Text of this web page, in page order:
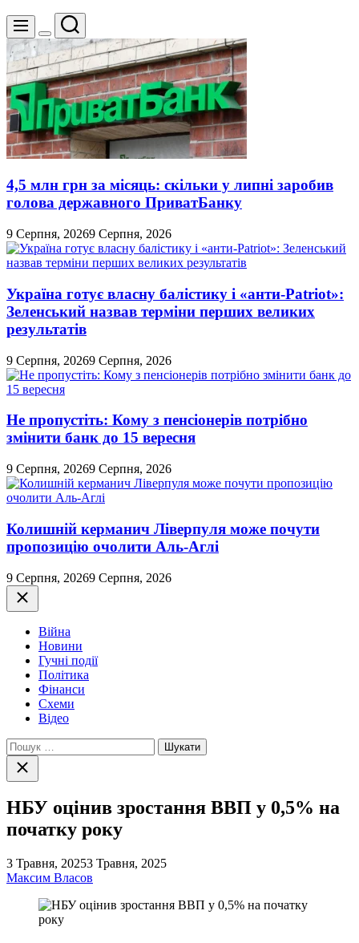
Меню
Перемикач
кольорового
режиму
Пошук
4,5 млн грн за місяць: скільки у липні заробив
голова державного ПриватБанку
9 Серпня, 20269 Серпня, 2026
Україна готує власну балістику і «анти-Pаtriot»:
Зеленський назвав терміни перших великих
результатів
9 Серпня, 20269 Серпня, 2026
Не пропустіть: Кому з пенсіонерів потрібно
змінити банк до 15 вересня
9 Серпня, 20269 Серпня, 2026
Колишній керманич Ліверпуля може почути
пропозицію очолити Аль-Аглі
9 Серпня, 20269 Серпня, 2026
Закрити
Війна
Новини
Гучні події
Політика
Фінанси
Схеми
Відео
Пошук:
Закрити
пошук
НБУ оцінив зростання ВВП у 0,5% на
початку року
3 Травня, 20253 Травня, 2025
Максим Власов